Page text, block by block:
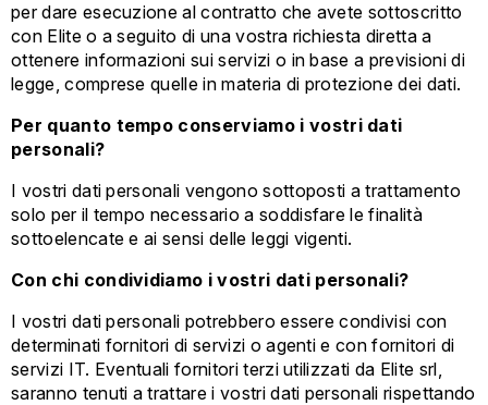
per dare esecuzione al contratto che avete sottoscritto
con Elite o a seguito di una vostra richiesta diretta a
ottenere informazioni sui servizi o in base a previsioni di
legge, comprese quelle in materia di protezione dei dati.
Per quanto tempo conserviamo i vostri dati
personali?
I vostri dati personali vengono sottoposti a trattamento
solo per il tempo necessario a soddisfare le finalità
sottoelencate e ai sensi delle leggi vigenti.
Con chi condividiamo i vostri dati personali?
I vostri dati personali potrebbero essere condivisi con
determinati fornitori di servizi o agenti e con fornitori di
servizi IT. Eventuali fornitori terzi utilizzati da Elite srl,
saranno tenuti a trattare i vostri dati personali rispettando